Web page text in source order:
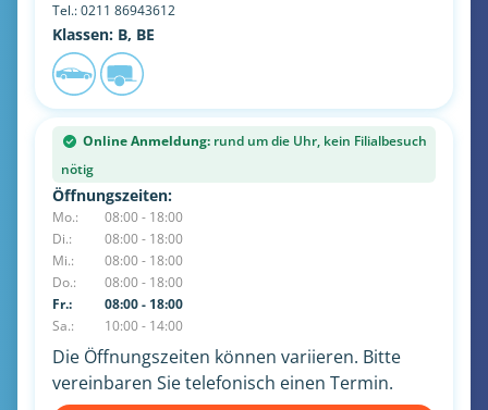
Tel.:0211 86943612
Klassen: B, BE
Online Anmeldung: rund um die Uhr, kein Filialbesuch
nötig
Öffnungszeiten:
Mo.:
08:00 - 18:00
Di.:
08:00 - 18:00
Mi.:
08:00 - 18:00
Do.:
08:00 - 18:00
Fr.:
08:00 - 18:00
Sa.:
10:00 - 14:00
Die Öffnungszeiten können variieren. Bitte
vereinbaren Sie telefonisch einen Termin.